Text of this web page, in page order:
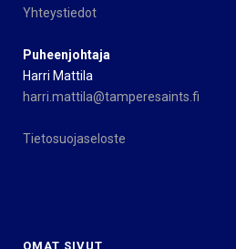
Yhteystiedot
Puheenjohtaja
Harri Mattila
harri.mattila@tamperesaints.fi
Tietosuojaseloste
OMAT SIVUT